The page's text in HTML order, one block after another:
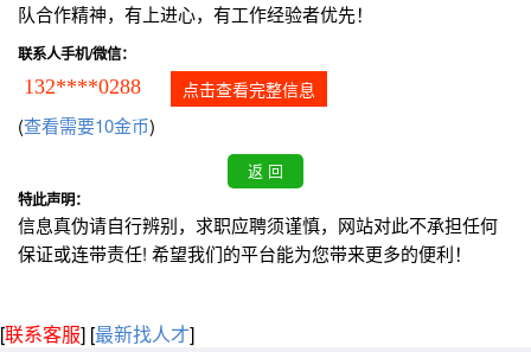
队合作精神，有上进心，有工作经验者优先！
联系人手机/微信：
132****0288 点击查看完整信息
(查看需要10金币)
特此声明：
信息真伪请自行辨别，求职应聘须谨慎，网站对此不承担任何
保证或连带责任! 希望我们的平台能为您带来更多的便利！
[联系客服] [最新找人才]